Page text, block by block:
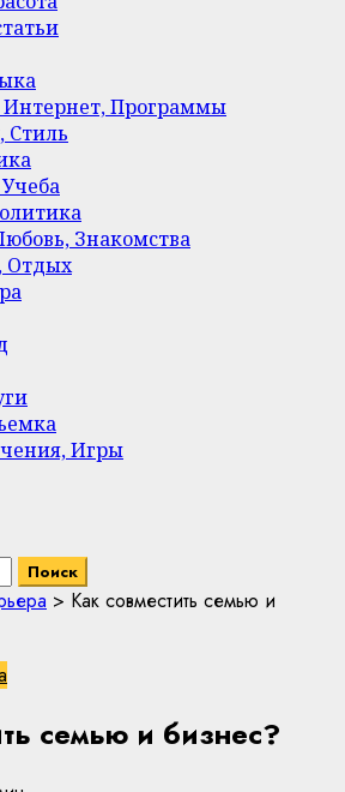
Программы
Стиль
Знакомства
Отдых
Игры
> Как совместить семью и
семью и бизнес?